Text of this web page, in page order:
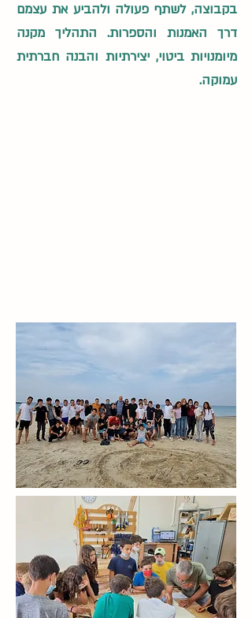
בקבוצה, לשתף פעולה ולהביע את עצמם
דרך האמנות והספרות. התהליך מקנה
מיומנויות ביטוי, יצירתיות והבנה חברתית
עמוקה.